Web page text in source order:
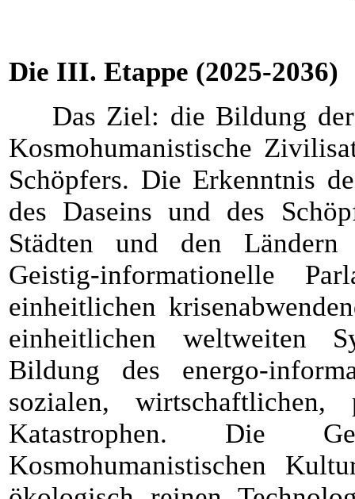
Die III. Etappe (2025-2036)
Das Ziel: die Bildung der
Kosmohumanistische
Schöpfers. Die Erkenntnis
des Daseins und des
Städten und den Ländern
Geistig-informationelle
einheitlichen
einheitlichen weltweiten
Bildung des energo-
sozialen, wirtschaftlichen,
Katastrophen. Die
Kosmohumanistischen